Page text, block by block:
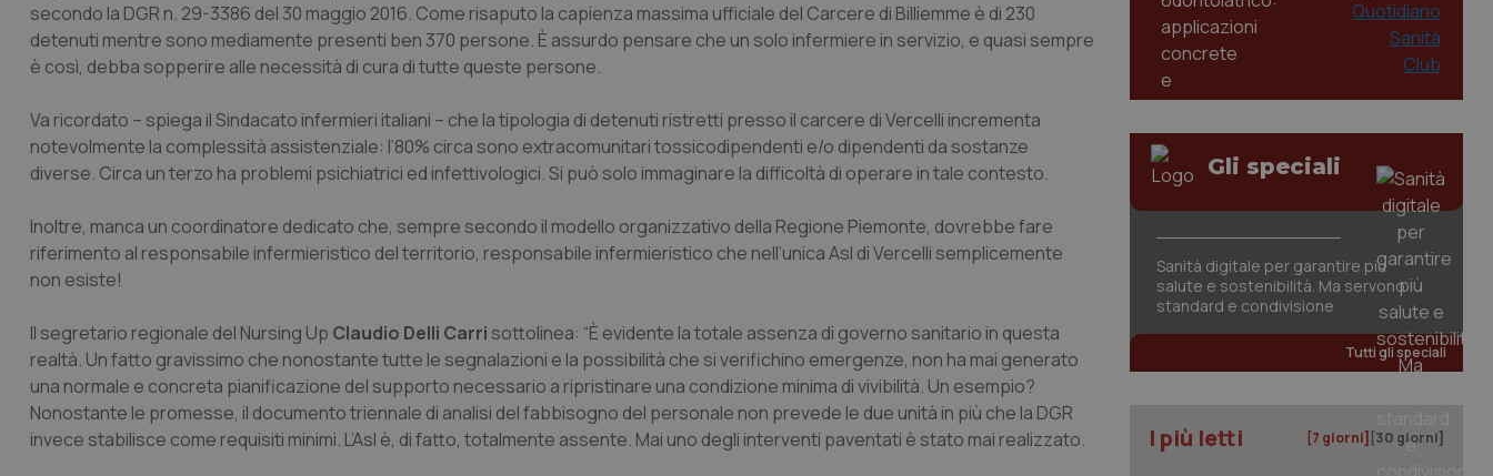
secondo la DGR n. 29-3386 del 30 maggio 2016. Come risaputo la capienza massima ufficiale del Carcere di Billiemme è di 230
detenuti mentre sono mediamente presenti ben 370 persone. È assurdo pensare che un solo infermiere in servizio, e quasi sempre
è così, debba sopperire alle necessità di cura di tutte queste persone.
Va ricordato – spiega il Sindacato infermieri italiani – che la tipologia di detenuti ristretti presso il carcere di Vercelli incrementa
notevolmente la complessità assistenziale: l’80% circa sono extracomunitari tossicodipendenti e/o dipendenti da sostanze
diverse. Circa un terzo ha problemi psichiatrici ed infettivologici. Si può solo immaginare la difficoltà di operare in tale contesto.
Inoltre, manca un coordinatore dedicato che, sempre secondo il modello organizzativo della Regione Piemonte, dovrebbe fare
riferimento al responsabile infermieristico del territorio, responsabile infermieristico che nell’unica Asl di Vercelli semplicemente
non esiste!
Il segretario regionale del Nursing Up Claudio Delli Carri sottolinea: “È evidente la totale assenza di governo sanitario in questa
realtà. Un fatto gravissimo che nonostante tutte le segnalazioni e la possibilità che si verifichino emergenze, non ha mai generato
una normale e concreta pianificazione del supporto necessario a ripristinare una condizione minima di vivibilità. Un esempio?
Nonostante le promesse, il documento triennale di analisi del fabbisogno del personale non prevede le due unità in più che la DGR
invece stabilisce come requisiti minimi. L’Asl è, di fatto, totalmente assente. Mai uno degli interventi paventati è stato mai realizzato.
Gli speciali
Sanità digitale per garantire più
salute e sostenibilità. Ma servono
standard e condivisione
Tutti gli speciali
I più letti [7 giorni] [30 giorni]